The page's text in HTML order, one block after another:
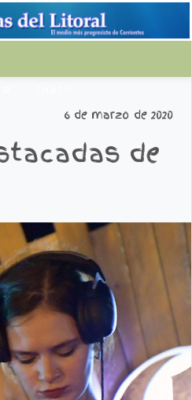
6 de marzo de 2020
de